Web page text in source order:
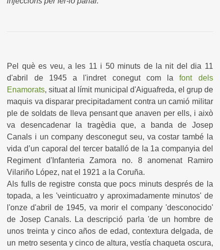
Pel què es veu, a les 11 i 50 minuts de la nit del dia 11
d'abril de 1945 a l'indret conegut com lafont dels
Enamorats, situat al límit municipal d'Aiguafreda, el grup de
maquis va disparar precipitadament contra un camió militar
ple de soldats de lleva pensant que anaven per ells, i això
va desencadenar la tragèdia que, a banda de Josep
Canals i un company desconegut seu, va costar també la
vida d’un caporal del tercer batalló de la 1a companyia del
Regiment d'Infanteria Zamora no. 8 anomenat Ramiro
Vilariño López, nat el 1921 a la Coruña.
Als fulls de registre consta que pocs minuts després de la
topada, a les 'veinticuatro y aproximadamente minutos' de
l'onze d'abril de 1945, va morir el company 'desconocido'
de Josep Canals. La descripció parla 'de un hombre de
unos treinta y cinco años de edad, contextura delgada, de
un metro sesenta y cinco de altura, vestía chaqueta oscura,